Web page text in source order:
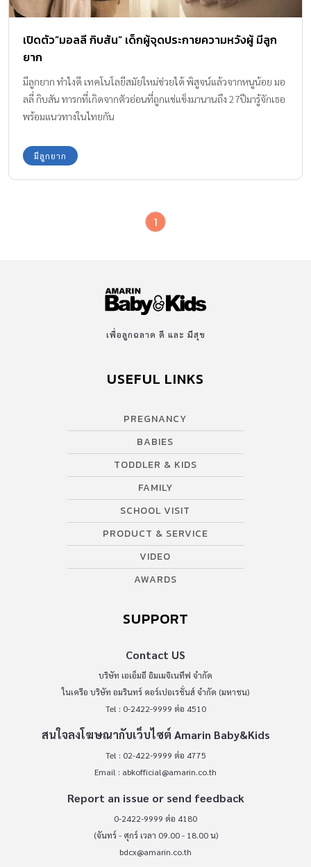
เปิดตัว”มอลลี กิบสัน” เด็กผู้จุดประกายความหวังผู้ มีลูก
ยาก
มีลูกยาก ทำไงดี เทคโนโลยีสมัยใหม่ช่วยได้ พิสูจน์แล้วจากหนูน้อย มอ
ลลี่ กิบสัน ทารกที่เกิดจากตัวอ่อนที่ถูกแช่แข็งมานานถึง 27ปีมารู้จักเธอ
พร้อมแนวทางในไทยกัน
มีลูกยาก
1
เพื่อลูกฉลาด ดี และ มีสุข
USEFUL LINKS
PREGNANCY
BABIES
TODDLER & KIDS
FAMILY
SCHOOL VISIT
PRODUCT & SERVICE
VIDEO
AWARDS
SUPPORT
Contact US
บริษัท เอเอ็มอี อิมเมจิเนทีฟ จำกัด
ในเครือ บริษัท อมรินทร์ คอร์เปอเรชั่นส์ จำกัด (มหาชน)
Tel : 0-2422-9999 ต่อ 4510
สนใจลงโฆษณากับเว็บไซต์ Amarin Baby&Kids
Tel : 02-422-9999 ต่อ 4775
Email : abkofficial@amarin.co.th
Report an issue or send feedback
0-2422-9999 ต่อ 4180
(จันทร์ - ศุกร์ เวลา 09.00 - 18.00 น)
bdcx@amarin.co.th